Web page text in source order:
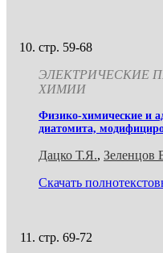
стр. 59-68
ЭЛЕКТРИЧЕСКИЕ
ХИМИИ
Физико-химические и
диатомита,
Дацко Т.Я., Зеленцов
Скачать
стр. 69-72